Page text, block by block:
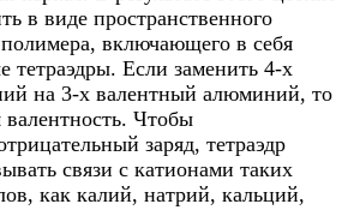
в виде пространственного
полимера, включающего в себя
тетраэдры. Если заменить 4-х
на 3-х валентный алюминий, то
Чтобы
заряд, тетраэдр
связи с катионами таких
как калий, натрий, кальций,